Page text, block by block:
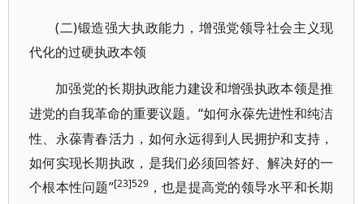
(二)锻造强大执政能力，增强党领导社会主义现
代化的过硬执政本领
加强党的长期执政能力建设和增强执政本领是推
进党的自我革命的重要议题。“如何永葆先进性和纯洁
性、永葆青春活力，如何永远得到人民拥护和支持，
如何实现长期执政，是我们必须回答好、解决好的一
个根本性问题”[23]529，也是提高党的领导水平和长期